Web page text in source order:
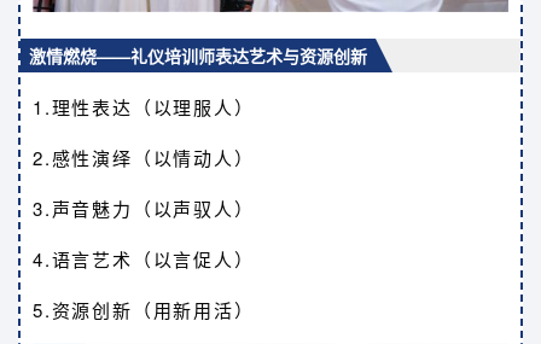
激情燃烧——礼仪培训师表达艺术与资源创新
1.理性表达（以理服人）
2.感性演绎（以情动人）
3.声音魅力（以声驭人）
4.语言艺术（以言促人）
5.资源创新（用新用活）